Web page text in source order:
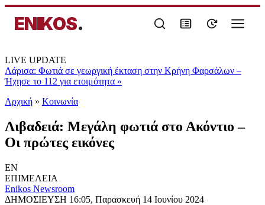
ENIKOS.
LIVE UPDATE
Λάρισα: Φωτιά σε γεωργική έκταση στην Κρήνη Φαρσάλων –
Ήχησε το 112 για ετοιμότητα »
Αρχική » Κοινωνία
Λιβαδειά: Μεγάλη φωτιά στο Ακόντιο –
Οι πρώτες εικόνες
EN
ΕΠΙΜΕΛΕΙΑ
Enikos Newsroom
ΔΗΜΟΣΙΕΥΣΗ 16:05, Παρασκευή 14 Ιουνίου 2024